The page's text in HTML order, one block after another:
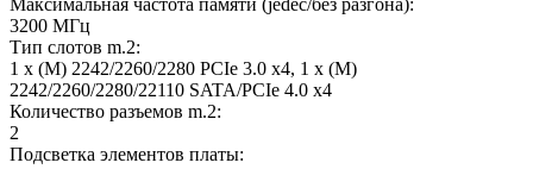
Максимальная частота памяти (jedec/без разгона):
3200 МГц
Тип слотов m.2:
1 x (M) 2242/2260/2280 PCIe 3.0 x4, 1 x (M)
2242/2260/2280/22110 SATA/PCIe 4.0 x4
Количество разъемов m.2:
2
Подсветка элементов платы: